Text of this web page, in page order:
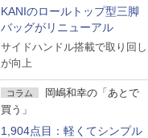
KANIのロールトップ型三脚
バッグがリニューアル
サイドハンドル搭載で取り回し
が向上
コラム
岡嶋和幸の「あとで
買う」
1,904点目：軽くてシンプル